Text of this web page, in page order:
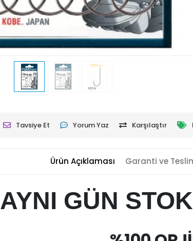
Tavsiye Et Yorum Yaz Karşılaştır
Ürün Açıklaması Garanti ve
AYNI GÜN